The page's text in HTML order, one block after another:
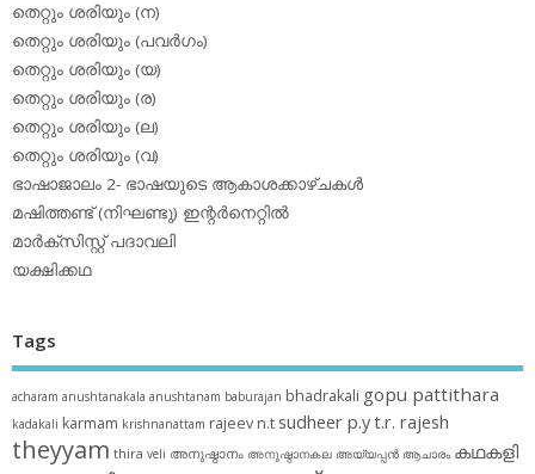
തെറ്റും ശരിയും (ന)
തെറ്റും ശരിയും (പവര്‍ഗം)
തെറ്റും ശരിയും (യ)
തെറ്റും ശരിയും (ര)
തെറ്റും ശരിയും (ല)
തെറ്റും ശരിയും (വ)
ഭാഷാജാലം 2- ഭാഷയുടെ ആകാശക്കാഴ്ചകള്‍
മഷിത്തണ്ട് (നിഘണ്ടു) ഇന്റര്‍നെറ്റില്‍
മാര്‍ക്‌സിസ്റ്റ് പദാവലി
യക്ഷിക്കഥ
Tags
acharam anushtanakala anushtanam baburajan bhadrakali gopu pattithara
kadakali karmam krishnanattam rajeev n.t sudheer p.yt.r. rajesh
theyyam thira veli അനുഷ്ഠാനം അനുഷ്ഠാനകല അയ്യപ്പന്‍ ആചാരം കഥകളി